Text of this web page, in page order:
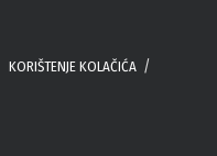
KORIŠTENJE KOLAČIĆA